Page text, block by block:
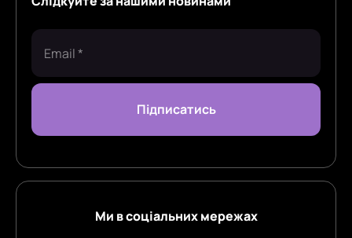
Ми в соціальних мережах